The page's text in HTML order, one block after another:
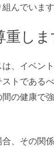
んでいます
重し
、イベン
トである
の健康で
、その関